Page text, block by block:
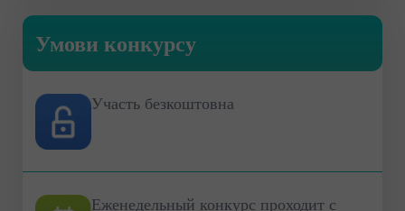
Умови конкурсу
Участь безкоштовна
Еженедельный конкурс проходит с